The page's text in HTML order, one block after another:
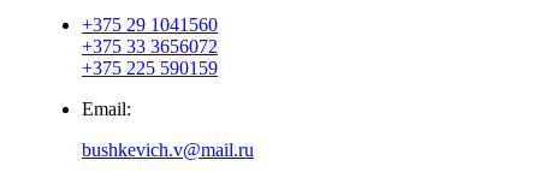
+375 29 1041560
+375 33 3656072
+375 225 590159
Email:
bushkevich.v@mail.ru